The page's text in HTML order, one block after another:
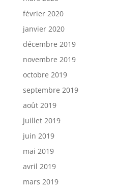
février 2020
janvier 2020
décembre 2019
novembre 2019
octobre 2019
septembre 2019
août 2019
juillet 2019
juin 2019
mai 2019
avril 2019
mars 2019